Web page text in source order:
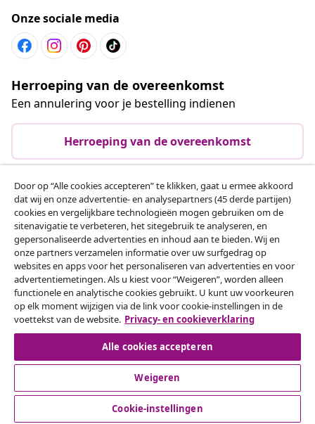
Onze sociale media
Herroeping van de overeenkomst
Een annulering voor je bestelling indienen
Herroeping van de overeenkomst
Klantenservice
Zakelijk
vidaXL
Ontdek meer
Door op “Alle cookies accepteren” te klikken, gaat u ermee akkoord
dat wij en onze advertentie- en analysepartners (45 derde partijen)
cookies en vergelijkbare technologieën mogen gebruiken om de
sitenavigatie te verbeteren, het sitegebruik te analyseren, en
gepersonaliseerde advertenties en inhoud aan te bieden. Wij en
onze partners verzamelen informatie over uw surfgedrag op
websites en apps voor het personaliseren van advertenties en voor
advertentiemetingen. Als u kiest voor “Weigeren”, worden alleen
functionele en analytische cookies gebruikt. U kunt uw voorkeuren
op elk moment wijzigen via de link voor cookie-instellingen in de
voettekst van de website. Privacy- en cookieverklaring
Alle cookies accepteren
Weigeren
Cookie-instellingen